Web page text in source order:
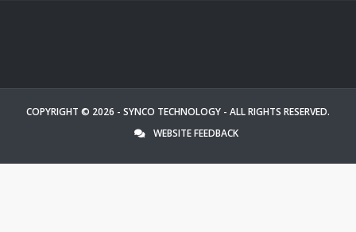
COPYRIGHT © 2026 - SYNCO TECHNOLOGY - ALL RIGHTS RESERVED.
WEBSITE FEEDBACK